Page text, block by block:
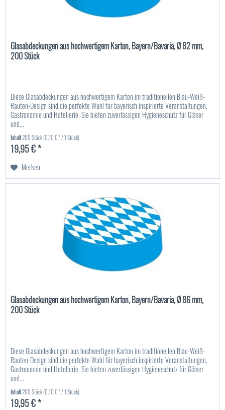
Glasabdeckungen aus hochwertigem Karton, Bayern/Bavaria, Ø 82 mm,
200 Stück
Diese Glasabdeckungen aus hochwertigem Karton im traditionellen Blau-Weiß-
Rauten-Design sind die perfekte Wahl für bayerisch inspirierte Veranstaltungen,
Gastronomie und Hotellerie. Sie bieten zuverlässigen Hygieneschutz für Gläser
und...
Inhalt200 Stück(0,10 € * / 1 Stück)
19,95 € *
Merken
Glasabdeckungen aus hochwertigem Karton, Bayern/Bavaria, Ø 86 mm,
200 Stück
Diese Glasabdeckungen aus hochwertigem Karton im traditionellen Blau-Weiß-
Rauten-Design sind die perfekte Wahl für bayerisch inspirierte Veranstaltungen,
Gastronomie und Hotellerie. Sie bieten zuverlässigen Hygieneschutz für Gläser
und...
Inhalt200 Stück(0,10 € * / 1 Stück)
19,95 € *